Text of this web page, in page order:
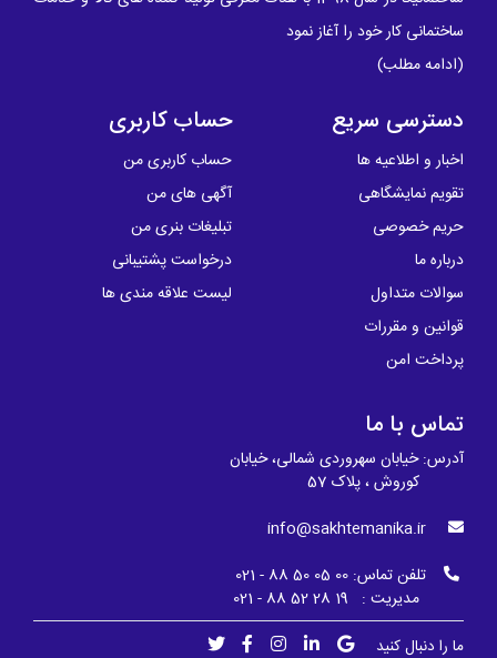
ساختمانی کار خود را آغاز نمود
(ادامه مطلب)
دسترسی سریع
اخبار و اطلاعیه ها
تقویم نمایشگاهی
حریم خصوصی
درباره ما
سوالات متداول
قوانین و مقررات
پرداخت امن
حساب کاربری
حساب کاربری من
آگهی های من
تبلیغات بنری من
درخواست پشتیبانی
لیست علاقه مندی ها
تماس با ما
آدرس: خیابان سهروردی شمالی، خیابان
کوروش ، پلاک 57
info@sakhtemanika.ir
تلفن تماس: 00 05 50 88 - 021
مدیریت : 19 28 52 88 - 021
ما را دنبال کنید